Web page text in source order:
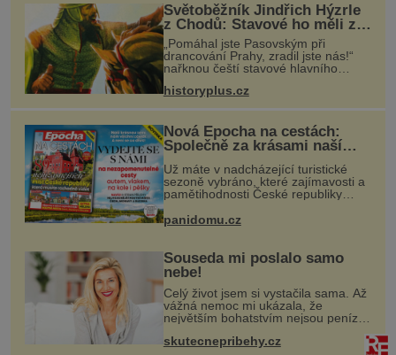
Světoběžník Jindřich Hýzrle
z Chodů: Stavové ho měli za
zrádce
„Pomáhal jste Pasovským při
drancování Prahy, zradil jste nás!“
nařknou čeští stavové hlavního
Jindřich se však zastrašit nenechá.
Zachová chladnou hlavu a trestu
historyplus.cz
Nová Epocha na cestách:
Společně za krásami naší
vlasti
Už máte v nadcházející turistické
sezoně vybráno, které zajímavosti a
pamětihodnosti České republiky
navštívíte? V prodeji je právě nové
číslo Epochy na cestách, které vám
při rozhodování určitě pomůž
panidomu.cz
Souseda mi poslalo samo
nebe!
Celý život jsem si vystačila sama. Až
vážná nemoc mi ukázala, že
největším bohatstvím nejsou peníze
ochotný podat pomocnou ruku.
skutecnepribehy.cz